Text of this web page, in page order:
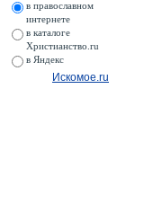
в православном
интернете
в каталоге
Христианство.ru
в Яндекс
Искомое.ru